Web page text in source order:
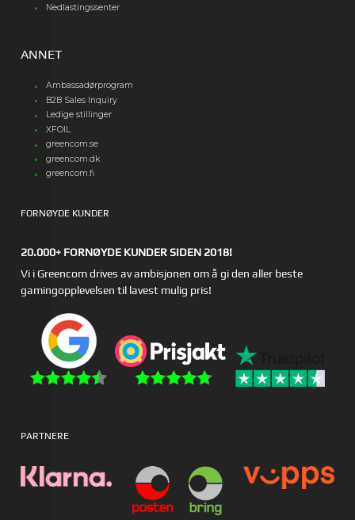
Nedlastingssenter
ANNET
Ambassadørprogram
B2B Sales Inquiry
Ledige stillinger
XFOIL
greencom.se
greencom.dk
greencom.fi
FORNØYDE KUNDER
20.000+ FORNØYDE KUNDER SIDEN 2018!
Vi i Greencom drives av ambisjonen om å gi den aller beste
gamingopplevelsen til lavest mulig pris!
PARTNERE